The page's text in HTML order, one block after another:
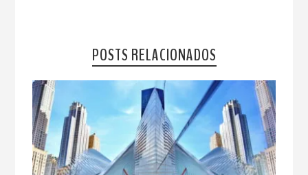
POSTS RELACIONADOS